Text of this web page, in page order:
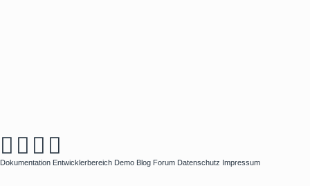
Dokumentation Entwicklerbereich Demo Blog Forum Datenschutz Impressum